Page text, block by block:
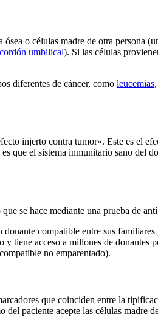
o células madre de otra persona
umbilical). Si las células
diferentes de cáncer, como leucemias,
injerto contra tumor». Este es el
que el sistema inmunitario sano del
que se hace mediante una prueba
compatible entre sus
tiene acceso a millones de donantes
no emparentado).
que coinciden entre la
paciente acepte las células madre